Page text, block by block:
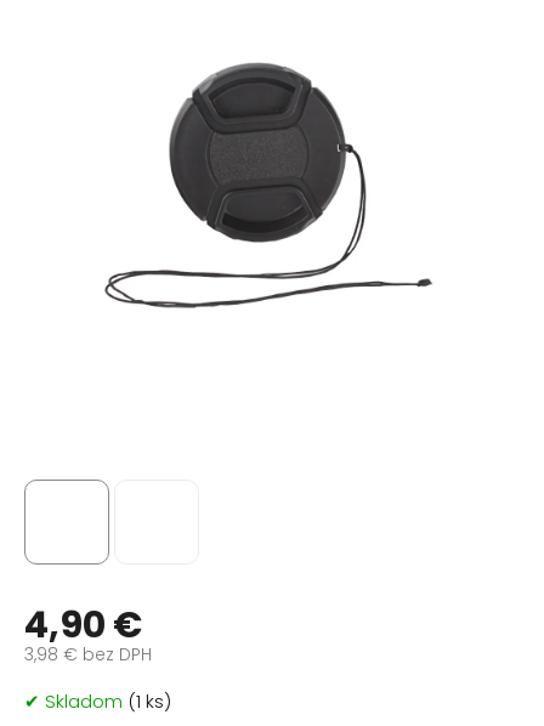
4,90 €
3,98 € bez DPH
Jednotková
cena:
✔ Skladom (1 ks)